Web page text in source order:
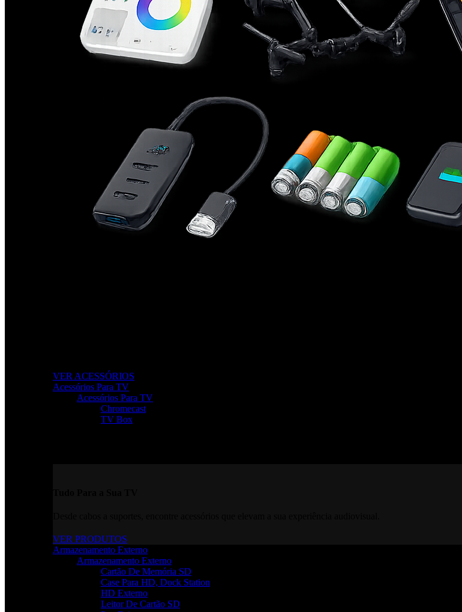
VER ACESSÓRIOS
Acessórios Para TV
Acessórios Para TV
Chromecast
TV Box
VER PRODUTOS
Armazenamento Externo
Armazenamento Externo
Cartão De Memória SD
Case Para HD, Dock Station
HD Externo
Leitor De Cartão SD